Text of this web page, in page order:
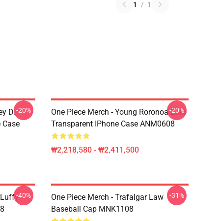
1 / 1
D.-20%
One Piece Merch - Young Roronoa Zoro
Transparent IPhone Case ANM0608
₩2,218,580 - ₩2,411,500
-20%
Luffy-40%
One Piece Merch - Trafalgar Law
Baseball Cap MNK1108
-31%